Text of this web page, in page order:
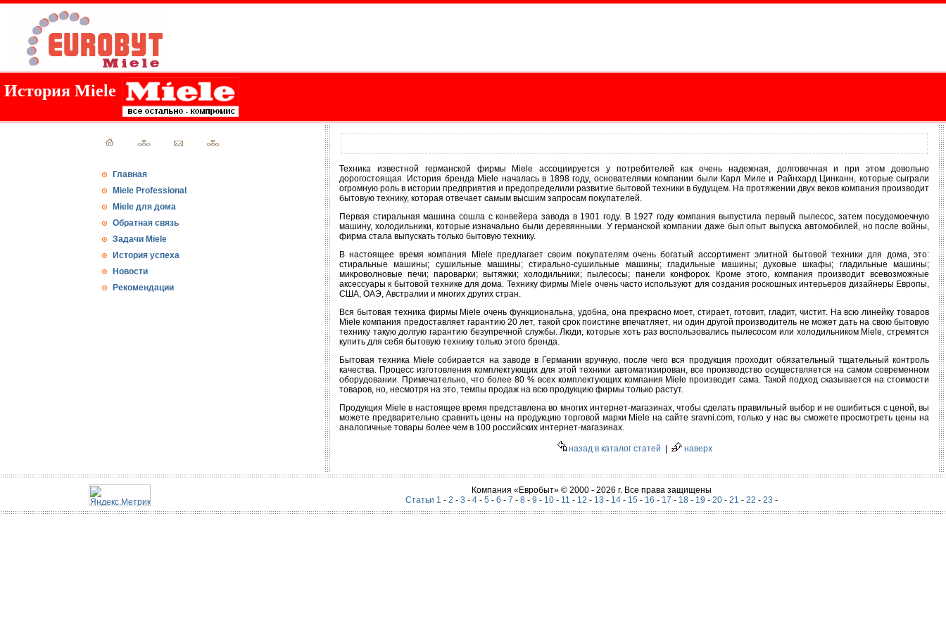
История Miele
Главная
Miele Professional
Miele для дома
Обратная связь
Задачи Miele
История успеха
Новости
Рекомендации
Техника известной германской фирмы Miele ассоциируется у потребителей как очень надежная, долговечная и при этом довольно
дорогостоящая. История бренда Miele началась в 1898 году, основателями компании были Карл Миле и Райнхард Цинканн, которые сыграли
огромную роль в истории предприятия и предопределили развитие бытовой техники в будущем. На протяжении двух веков компания производит
бытовую технику, которая отвечает самым высшим запросам покупателей.
Первая стиральная машина сошла с конвейера завода в 1901 году. В 1927 году компания выпустила первый пылесос, затем посудомоечную
машину, холодильники, которые изначально были деревянными. У германской компании даже был опыт выпуска автомобилей, но после войны,
фирма стала выпускать только бытовую технику.
В настоящее время компания Miele предлагает своим покупателям очень богатый ассортимент элитной бытовой техники для дома, это:
стиральные машины; сушильные машины; стирально-сушильные машины; гладильные машины; духовые шкафы; гладильные машины;
микроволновые печи; пароварки; вытяжки; холодильники; пылесосы; панели конфорок. Кроме этого, компания производит всевозможные
аксессуары к бытовой технике для дома. Технику фирмы Miele очень часто используют для создания роскошных интерьеров дизайнеры Европы,
США, ОАЭ, Австралии и многих других стран.
Вся бытовая техника фирмы Miele очень функциональна, удобна, она прекрасно моет, стирает, готовит, гладит, чистит. На всю линейку товаров
Miele компания предоставляет гарантию 20 лет, такой срок поистине впечатляет, ни один другой производитель не может дать на свою бытовую
технику такую долгую гарантию безупречной службы. Люди, которые хоть раз воспользовались пылесосом или холодильником Miele, стремятся
купить для себя бытовую технику только этого бренда.
Бытовая техника Miele собирается на заводе в Германии вручную, после чего вся продукция проходит обязательный тщательный контроль
качества. Процесс изготовления комплектующих для этой техники автоматизирован, все производство осуществляется на самом современном
оборудовании. Примечательно, что более 80 % всех комплектующих компания Miele производит сама. Такой подход сказывается на стоимости
товаров, но, несмотря на это, темпы продаж на всю продукцию фирмы только растут.
Продукция Miele в настоящее время представлена во многих интернет-магазинах, чтобы сделать правильный выбор и не ошибиться с ценой, вы
можете предварительно сравнить цены на продукцию торговой марки Miele на сайте sravni.com, только у нас вы сможете просмотреть цены на
аналогичные товары более чем в 100 российских интернет-магазинах.
назад в каталог статей наверх
Компания «Евробыт» © 2000 - 2026 г. Все права защищены
Статьи 1 - 2 - 3 - 4- 5 - 6 - 7 - 8- 9 - 10- 11 - 12 - 13 - 14- 15 - 16 - 17 - 18- 19 - 20- 21 - 22 - 23 -